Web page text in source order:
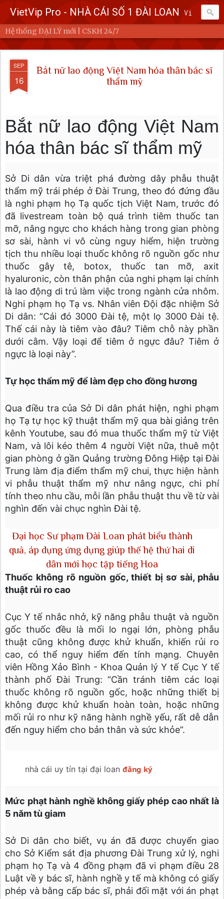
VietVip Pro - NHÀ CÁI SỐ 1 ĐÀI LOAN Vietvip Pro Sân chơi cá cược nhà cái hàng đầu Đài Loan. Vietvip Pro phát hành hơn 600 game cược khác nhau. Nạp tiền tại 7-Eleven, Family Mart, Okmart, Hilife, ATM. Rút tiền 24h không giới hạn. Uy tín khi bao rút, miễn phí 60kuai phí rút tiền. Hệ thống khuyến mãi cho cả hội viên mới và hội viên cũ, cskh 1:1 24/7.
Hệ thống ĐẠI LÝ mới | CSKH 24/7
SEP
17
Bắt nữ lao động Việt Nam hóa thân bác sĩ
thẩm mỹ
Bắt nữ lao động Việt Nam
hóa thân bác sĩ thẩm mỹ
Sở Di dân vừa triệt phá đường dây phẫu thuật
thẩm mỹ trái phép ở Đài Trung, theo đó đứng đầu
là nghi phạm họ Tạ quốc tịch Việt Nam, trước đó
đã livestream toàn bộ quá trình tiêm thuốc tan
mỡ, nâng ngực cho khách hàng trong gian phòng
sơ sài, hành vi vô cùng nguy hiểm, hiện trường
tịch thu nhiều loại thuốc không rõ nguồn gốc như
thuốc gây tê, botox, thuốc tan mỡ, axit
hyaluronic, còn thân phận của nghi phạm lại chính
là lao động di trú làm việc trong ngành cửa nhôm.
Nghi phạm họ Tạ vs. Nhân viên Đội đặc nhiệm Sở
Di dân: “Cái đó 3000 Đài tệ, một lọ 3000 Đài tệ.
Thế cái này là tiêm vào đâu? Tiêm chỗ này phần
dưới cằm. Vậy loại để tiêm ở ngực đâu? Tiêm ở
ngực là loại này”.
Tự học thẩm mỹ để làm đẹp cho đồng hương
Qua điều tra của Sở Di dân phát hiện, nghi phạm
họ Tạ tự học kỹ thuật thẩm mỹ qua bài giảng trên
kênh Youtube, sau đó mua thuốc thẩm mỹ từ Việt
Nam, và lôi kéo thêm 4 người Việt nữa, thuê một
gian phòng ở gần Quảng trường Đông Hiệp tại Đài
Trung làm địa điểm thẩm mỹ chui, thực hiện hành
vi phẫu thuật thẩm mỹ như nâng ngực, chi phí
tính theo nhu cầu, mỗi lần phẫu thuật thu về từ vài
nghìn đến vài chục nghìn Đài tệ.
SEP
16
Đại học Sư phạm Đài Loan phát biểu thành
quả, áp dụng ứng dụng giúp thế hệ thứ hai di
dân mới học tập tiếng Hoa
Thuốc không rõ nguồn gốc, thiết bị sơ sài, phẫu
thuật rủi ro cao
Cục Y tế nhắc nhở, kỹ năng phẫu thuật và nguồn
gốc thuốc đều là mối lo ngại lớn, phòng phẫu
thuật cũng không được khử khuẩn, khiến rủi ro
cao, có thể nguy hiểm đến tính mạng. Chuyên
viên Hồng Xảo Bình - Khoa Quản lý Y tế Cục Y tế
thành phố Đài Trung: “Cần tránh tiêm các loại
thuốc không rõ nguồn gốc, hoặc những thiết bị
không được khử khuẩn hoàn toàn, hoặc những
mối rủi ro như kỹ năng hành nghề yếu, rất dễ dẫn
đến nguy hiểm cho bản thân và sức khỏe”.
nhà cái uy tín tại đại loan đăng ký
Mức phạt hành nghề không giấy phép cao nhất là
5 năm tù giam
Sở Di dân cho biết, vụ án đã được chuyển giao
cho Sở Kiểm sát địa phương Đài Trung xử lý, nghi
phạm họ Tạ và 4 đồng phạm đã vi phạm điều 28
Luật về y bác sĩ, hành nghề y tế mà không có giấy
phép và bằng cấp bác sĩ, phải đối mặt với án phạt